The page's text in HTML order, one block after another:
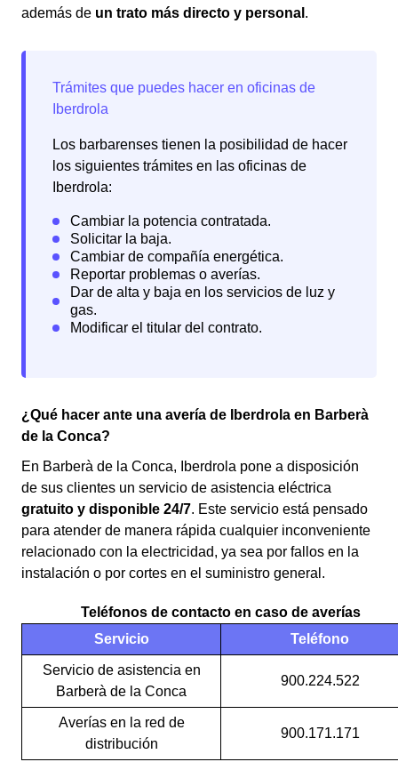
además de un trato más directo y personal .
Los barbarenses tienen la posibilidad de hacer
los siguientes trámites en las oficinas de
Iberdrola:
¿Qué hacer ante una avería de Iberdrola en Barberà
de la Conca?
En Barberà de la Conca, Iberdrola pone a disposición
de sus clientes un servicio de asistencia eléctrica
gratuito y disponible 24/7. Este servicio está pensado
para atender de manera rápida cualquier inconveniente
relacionado con la electricidad, ya sea por fallos en la
instalación o por cortes en el suministro general.
Teléfonos de contacto en caso de averías
Servicio
Teléfono
Servicio de asistencia en
Barberà de la Conca
900.224.522
Averías en la red de
distribución
900.171.171